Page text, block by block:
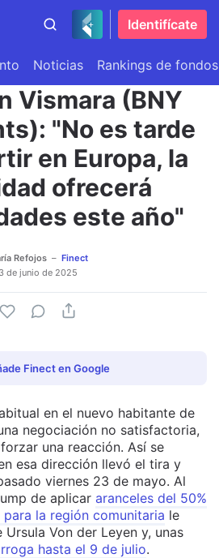
Identifícate
Noticias Rankings de fondos
Vismara (BNY
"No es tarde
en Europa, la
ofrecerá
este año"
Refojos
Finect
3 de junio de 2025
Finect en Google
en el nuevo habitante de
negociación no satisfactoria,
una reacción. Así se
esa dirección llevó el tira y
viernes 23 de mayo. Al
de aplicar aranceles del 50%
la región comunitaria le
Von der Leyen y, unas
hasta el 9 de julio.